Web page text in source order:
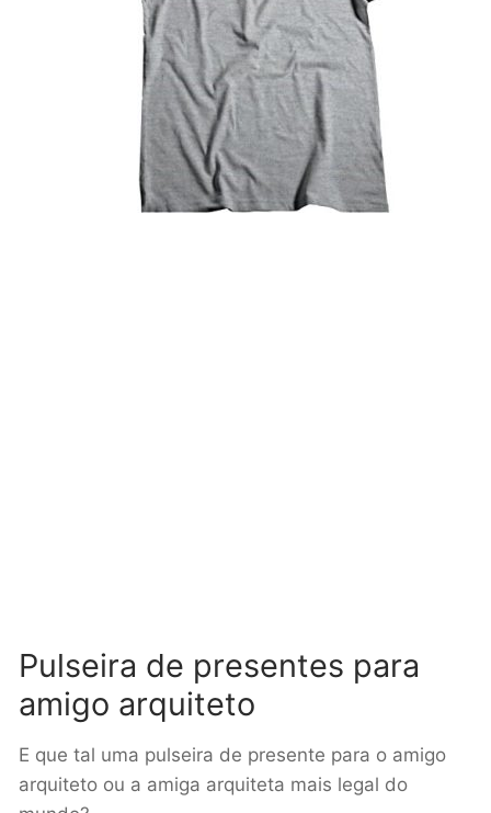
Pulseira de presentes para
amigo arquiteto
E que tal uma pulseira de presente para o amigo
arquiteto ou a amiga arquiteta mais legal do